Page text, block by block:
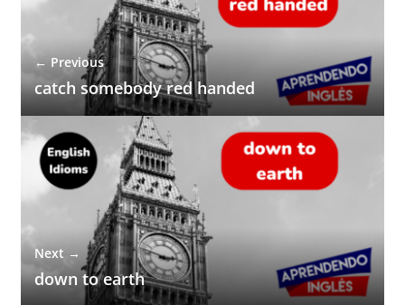
← Previous
catch somebody red handed
Next →
down to earth